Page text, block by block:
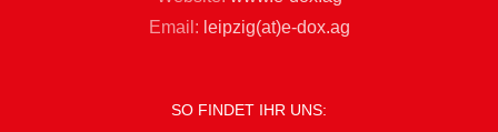
Email: leipzig(at)e-dox.ag
SO FINDET IHR UNS: